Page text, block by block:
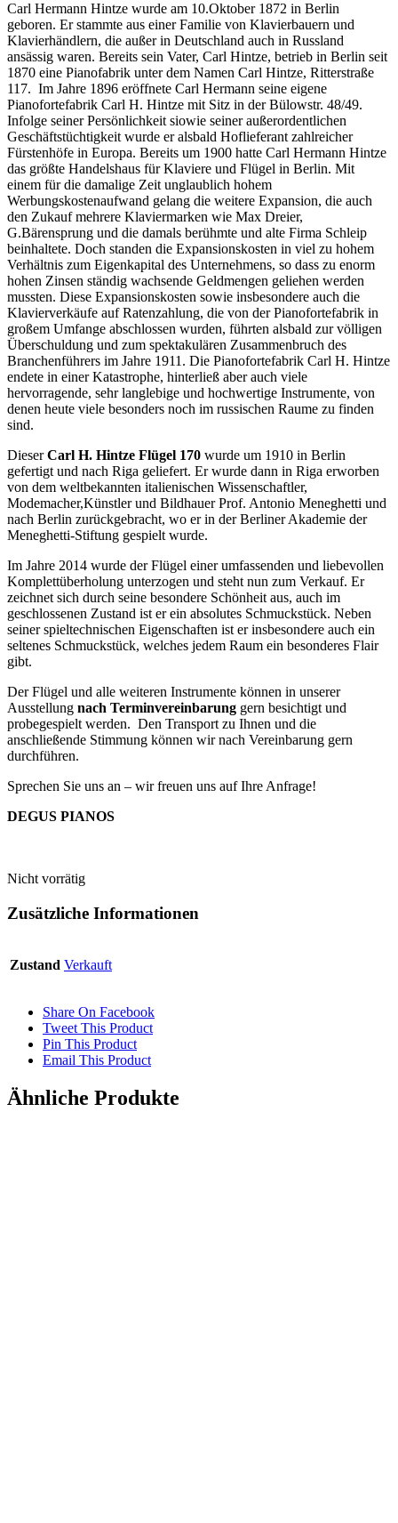
Carl Hermann Hintze wurde am 10.Oktober 1872 in Berlin
geboren. Er stammte aus einer Familie von Klavierbauern und
Klavierhändlern, die außer in Deutschland auch in Russland
ansässig waren. Bereits sein Vater, Carl Hintze, betrieb in Berlin seit
1870 eine Pianofabrik unter dem Namen Carl Hintze, Ritterstraße
117. Im Jahre 1896 eröffnete Carl Hermann seine eigene
Pianofortefabrik Carl H. Hintze mit Sitz in der Bülowstr. 48/49.
Infolge seiner Persönlichkeit siowie seiner außerordentlichen
Geschäftstüchtigkeit wurde er alsbald Hoflieferant zahlreicher
Fürstenhöfe in Europa. Bereits um 1900 hatte Carl Hermann Hintze
das größte Handelshaus für Klaviere und Flügel in Berlin. Mit
einem für die damalige Zeit unglaublich hohem
Werbungskostenaufwand gelang die weitere Expansion, die auch
den Zukauf mehrere Klaviermarken wie Max Dreier,
G.Bärensprung und die damals berühmte und alte Firma Schleip
beinhaltete. Doch standen die Expansionskosten in viel zu hohem
Verhältnis zum Eigenkapital des Unternehmens, so dass zu enorm
hohen Zinsen ständig wachsende Geldmengen geliehen werden
mussten. Diese Expansionskosten sowie insbesondere auch die
Klavierverkäufe auf Ratenzahlung, die von der Pianofortefabrik in
großem Umfange abschlossen wurden, führten alsbald zur völligen
Überschuldung und zum spektakulären Zusammenbruch des
Branchenführers im Jahre 1911. Die Pianofortefabrik Carl H. Hintze
endete in einer Katastrophe, hinterließ aber auch viele
hervorragende, sehr langlebige und hochwertige Instrumente, von
denen heute viele besonders noch im russischen Raume zu finden
sind.
DieserCarl H. Hintze Flügel 170 wurde um 1910 in Berlin
gefertigt und nach Riga geliefert. Er wurde dann in Riga erworben
von dem weltbekannten italienischen Wissenschaftler,
Modemacher,Künstler und Bildhauer Prof. Antonio Meneghetti und
nach Berlin zurückgebracht, wo er in der Berliner Akademie der
Meneghetti-Stiftung gespielt wurde.
Im Jahre 2014 wurde der Flügel einer umfassenden und liebevollen
Komplettüberholung unterzogen und steht nun zum Verkauf. Er
zeichnet sich durch seine besondere Schönheit aus, auch im
geschlossenen Zustand ist er ein absolutes Schmuckstück. Neben
seiner spieltechnischen Eigenschaften ist er insbesondere auch ein
seltenes Schmuckstück, welches jedem Raum ein besonderes Flair
gibt.
Der Flügel und alle weiteren Instrumente können in unserer
Ausstellung nach Terminvereinbarung gern besichtigt und
probegespielt werden. Den Transport zu Ihnen und die
anschließende Stimmung können wir nach Vereinbarung gern
durchführen.
Sprechen Sie uns an – wir freuen uns auf Ihre Anfrage!
DEGUS PIANOS
Nicht vorrätig
Zusätzliche Informationen
Zustand Verkauft
Share On Facebook
Tweet This Product
Pin This Product
Email This Product
Ähnliche Produkte